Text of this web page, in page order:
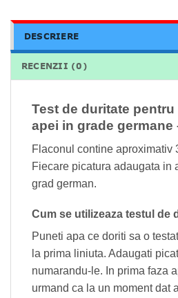
DESCRIERE
RECENZII (0)
Test de duritate
apei in grade germane
Flaconul contine aproximativ
Fiecare picatura adaugata in
grad german.
Cum se utilizeaza testul de
Puneti apa ce doriti sa o
la prima liniuta. Adaugati
numarandu-le. In prima faza
urmand ca la un moment dat